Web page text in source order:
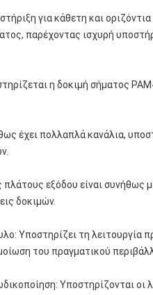
για κάθετη και
παρέχοντας ισχυρή
η δοκιμή σήματος
έχει πολλαπλά κανάλια,
εξόδου είναι συνήθως
δοκιμών.
Υποστηρίζει τη
του πραγματικού
Υποστηρίζονται οι